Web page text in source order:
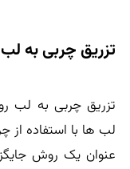
تزریق چربی به لب
تزریق چربی به لب
لب ها با استفاده
عنوان یک روش